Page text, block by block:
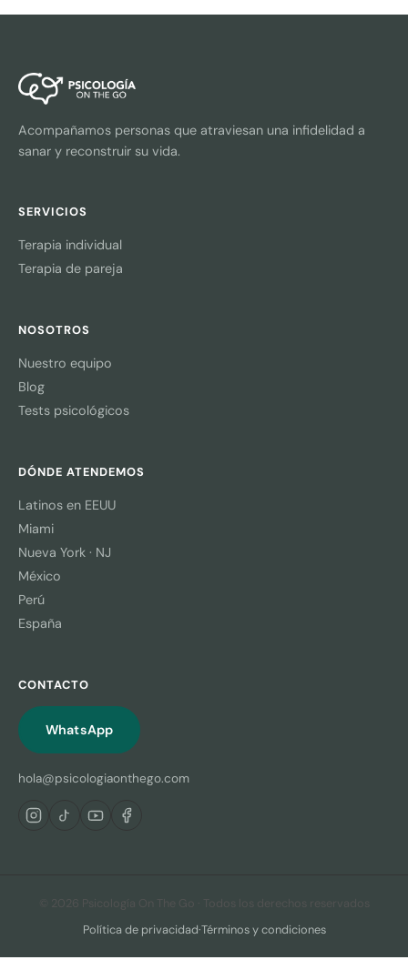
Acompañamos personas que atraviesan una infidelidad a
sanar y reconstruir su vida.
SERVICIOS
Terapia individual
Terapia de pareja
NOSOTROS
Nuestro equipo
Blog
Tests psicológicos
DÓNDE ATENDEMOS
Latinos en EEUU
Miami
Nueva York · NJ
México
Perú
España
CONTACTO
WhatsApp
hola@psicologiaonthego.com
© 2026 Psicología On The Go · Todos los derechos reservados
Política de privacidad·Términos y condiciones